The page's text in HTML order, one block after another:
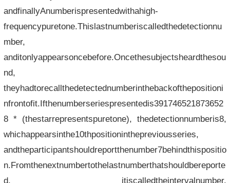
andfinallyAnumberispresentedwithahigh-
frequencypuretone.Thislastnumberiscalledthedetectionnu
mber,
anditonlyappearsoncebefore.Oncethesubjectsheardthesou
nd,
theyhadtorecallthedetectednumberinthebackofthepositioni
nfrontofit.Ifthenumberseriespresentedis391746521873652
8 * (thestarrepresentspuretone), thedetectionnumberis8,
whichappearsinthe10thpositioninthepreviousseries,
andtheparticipantshouldreportthenumber7behindthispositio
n.Fromthenextnumbertothelastnumberthatshouldbereporte
d, itiscalledtheintervalnumber,